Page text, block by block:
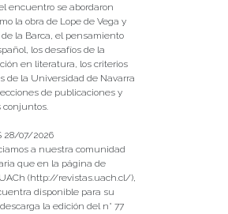
encuentro se abordaron
la obra de Lope de Vega y
la Barca, el pensamiento
los desafíos de la
en literatura, los criterios
de la Universidad de Navarra
de publicaciones y
conjuntos.
28/07/2026
a nuestra comunidad
que en la página de
(http://revistas.uach.cl/),
disponible para su
la edición del n° 77